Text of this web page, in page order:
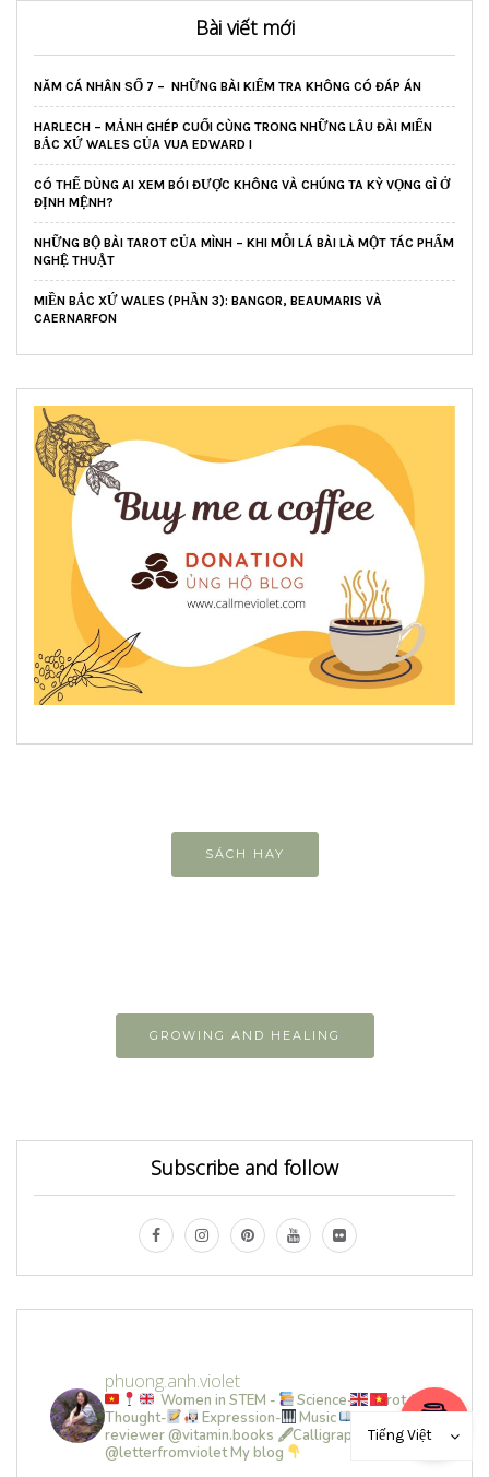
Bài viết mới
NĂM CÁ NHÂN SỐ 7 – NHỮNG BÀI KIỂM TRA KHÔNG CÓ ĐÁP ÁN
HARLECH – MẢNH GHÉP CUỐI CÙNG TRONG NHỮNG LÂU ĐÀI MIẾN
BẮC XỨ WALES CỦA VUA EDWARD I
CÓ THỂ DÙNG AI XEM BÓI ĐƯỢC KHÔNG VÀ CHÚNG TA KỲ VỌNG GÌ Ở
ĐỊNH MỆNH?
NHỮNG BỘ BÀI TAROT CỦA MÌNH – KHI MỖI LÁ BÀI LÀ MỘT TÁC PHẨM
NGHỆ THUẬT
MIỀN BẮC XỨ WALES (PHẦN 3): BANGOR, BEAUMARIS VÀ
CAERNARFON
SÁCH HAY
GROWING AND HEALING
Subscribe and follow
phuong.anh.violet
Women in STEM - Science-
Tarot &
Thought-
Expression- Music
reviewer @vitamin.books 🖋Calligrapher
@letterfromvioletMy blog
Tiếng Việt